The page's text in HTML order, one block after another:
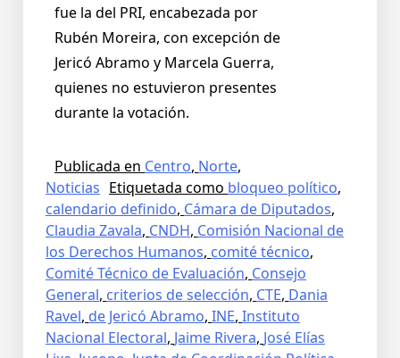
fue la del PRI, encabezada por
Rubén Moreira, con excepción de
Jericó Abramo y Marcela Guerra,
quienes no estuvieron presentes
durante la votación.
Publicada en Centro, Norte,
Noticias Etiquetada como bloqueo político,
calendario definido, Cámara de Diputados,
Claudia Zavala, CNDH, Comisión Nacional de
los Derechos Humanos, comité técnico,
Comité Técnico de Evaluación, Consejo
General, criterios de selección, CTE, Dania
Ravel, de Jericó Abramo, INE, Instituto
Nacional Electoral, Jaime Rivera, José Elías